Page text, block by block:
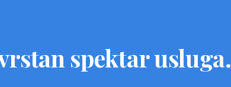
spektar usluga.